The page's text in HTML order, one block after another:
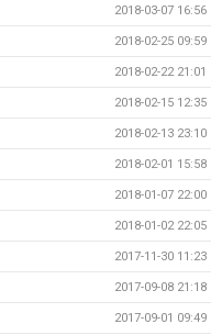
2018-03-07 16:56
2018-02-25 09:59
2018-02-22 21:01
2018-02-15 12:35
2018-02-13 23:10
2018-02-01 15:58
2018-01-07 22:00
2018-01-02 22:05
2017-11-30 11:23
2017-09-08 21:18
2017-09-01 09:49